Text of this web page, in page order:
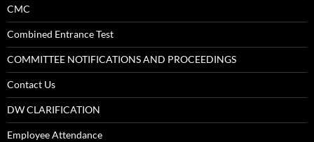
CMC
Combined Entrance Test
COMMITTEE NOTIFICATIONS AND PROCEEDINGS
Contact Us
DW CLARIFICATION
Employee Attendance